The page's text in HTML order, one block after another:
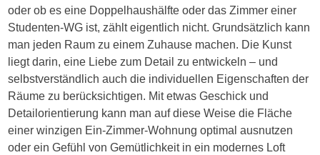
oder ob es eine Doppelhaushälfte oder das Zimmer einer
Studenten-WG ist, zählt eigentlich nicht. Grundsätzlich kann
man jeden Raum zu einem Zuhause machen. Die Kunst
liegt darin, eine Liebe zum Detail zu entwickeln – und
selbstverständlich auch die individuellen Eigenschaften der
Räume zu berücksichtigen. Mit etwas Geschick und
Detailorientierung kann man auf diese Weise die Fläche
einer winzigen Ein-Zimmer-Wohnung optimal ausnutzen
oder ein Gefühl von Gemütlichkeit in ein modernes Loft